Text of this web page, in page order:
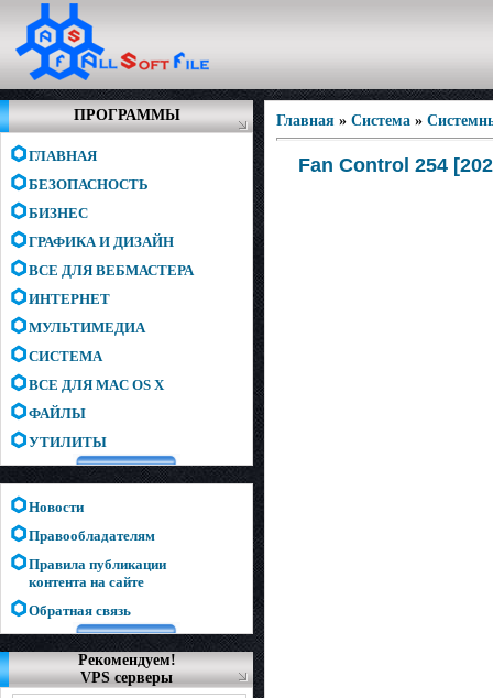
ПРОГРАММЫ
ГЛАВНАЯ
БЕЗОПАСНОСТЬ
БИЗНЕС
ГРАФИКА И ДИЗАЙН
ВСЕ ДЛЯ ВЕБМАСТЕРА
ИНТЕРНЕТ
МУЛЬТИМЕДИА
СИСТЕМА
ВСЕ ДЛЯ MAC OS X
ФАЙЛЫ
УТИЛИТЫ
Новости
Правообладателям
Правила публикации
контента на сайте
Обратная связь
Рекомендуем!
VPS серверы
Главная » Система »
Fan Control 254